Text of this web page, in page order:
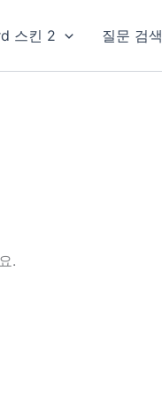
스킨 2 질문 검색
.